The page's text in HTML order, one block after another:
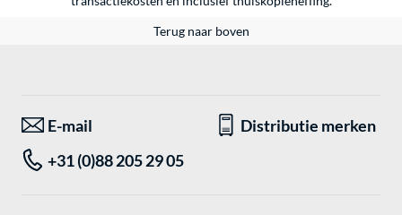
Terug naar boven
E-mail
Distributie merken
+31 (0)88 205 29 05